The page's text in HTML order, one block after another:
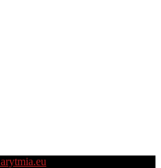
arytmia.eu